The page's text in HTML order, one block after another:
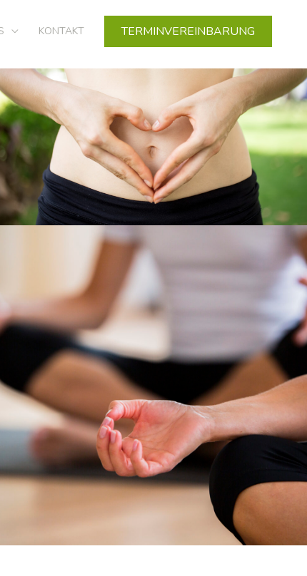
KONTAKT TERMINVEREINBARUNG